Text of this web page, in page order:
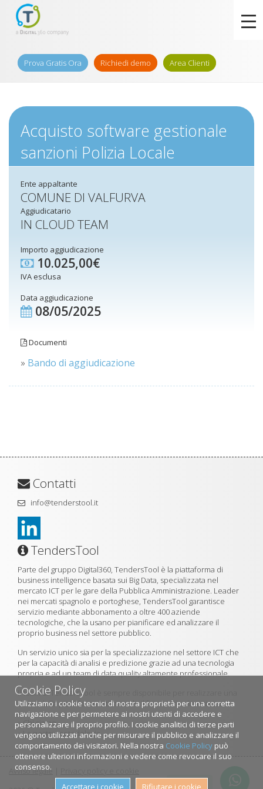
Prova Gratis Ora Richiedi demo Area Clienti
Cookie Policy
Utilizziamo i cookie tecnici di nostra proprietà per una corretta
navigazione e per permetere ai nostri utenti di accedere e
personalizzare il proprio profilo. I cookie analitici di terze parti
vengono utilizzati anche per misurare il pubblico e analizzare il
comportamento dei visitatori. Nella nostra Cookie Policy può
ottenere ulteriori informazioni e vedere come revocare il suo
consenso.
Accettare i cookie
Rifiutare i cookie
Acquisto software gestionale
sanzioni Polizia Locale
Ente appaltante
COMUNE DI VALFURVA
Aggiudicatario
IN CLOUD TEAM
Importo aggiudicazione
10.025,00€
IVA esclusa
Data aggiudicazione
08/05/2025
Documenti
» Bando di aggiudicazione
Contatti
info@tenderstool.it
TendersTool
Parte del gruppo Digital360, TendersTool è la piattaforma di
business intelligence basata sui Big Data, specializzata nel
mercato ICT per le gare della Pubblica Amministrazione. Leader
nei mercati spagnolo e portoghese, TendersTool garantisce
servizio mediante abbonamento a oltre 400 aziende
tecnologiche, che la usano per pianificare ed analizzare il
proprio business nel settore pubblico.
Un servizio unico sia per la specializzazione nel settore ICT che
per la capacità di analisi e predizione grazie ad una tecnologia
propria e ad un team di data quality altamente professionale.
Il team di TendersTool è sempre disponibile per realizzare una
demo della piattaforma utilizzando il formulario di contatto.
»Chi siamo
»La nostra metodologia
Avviso legale
Contattaci